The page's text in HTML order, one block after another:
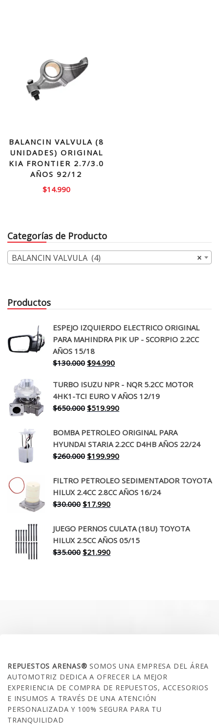
BALANCIN VALVULA (8
UNIDADES) ORIGINAL
KIA FRONTIER 2.7/3.0
AÑOS 92/12
$14.990
Categorías de Producto
×
BALANCIN VALVULA (4)
Productos
ESPEJO IZQUIERDO ELECTRICO ORIGINAL
PARA MAHINDRA PIK UP - SCORPIO 2.2CC
AÑOS 15/18
$130.000 El
original
era:
$130.000.
$94.990El
actual
es:
$94.990.
TURBO ISUZU NPR - NQR 5.2CC MOTOR
4HK1-TCI EURO V AÑOS 12/19
$650.000 El
original
era:
$650.000.
$519.990El
actual
es:
$519.990.
BOMBA PETROLEO ORIGINAL PARA
HYUNDAI STARIA 2.2CC D4HB AÑOS 22/24
$260.000 El
original
era:
$260.000.
$199.990El
actual
es:
FILTRO PETROLEO SEDIMENTADOR TOYOTA
HILUX 2.4CC 2.8CC AÑOS 16/24
$30.000 El
original
era:
$30.000.
$17.990El
actual
es:
$17.990.
JUEGO PERNOS CULATA (18U) TOYOTA
HILUX 2.5CC AÑOS 05/15
$35.000 El
$21.990El
REPUESTOS ARENAS®SOMOS UNA EMPRESA DEL ÁREA
AUTOMOTRIZ DEDICA A OFRECER LA MEJOR
EXPERIENCIA DE COMPRA DE REPUESTOS, ACCESORIOS
E INSUMOS A TRAVÉS DE UNA ATENCIÓN
PERSONALIZADA Y 100% SEGURA PARA TU
TRANQUILIDAD